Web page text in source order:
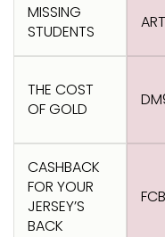
MISSING
STUDENTS
THE COST
OF GOLD
CASHBACK
FOR YOUR
JERSEY’S
BACK